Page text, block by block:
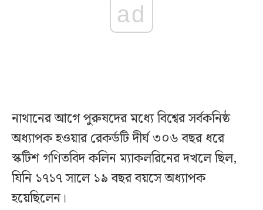
ad
নাথানের আগে পুরুষদের মধ্যে বিশ্বের সর্বকনিষ্ঠ
অধ্যাপক হওয়ার রেকর্ডটি দীর্ঘ ৩০৬ বছর ধরে
স্কটিশ গণিতবিদ কলিন ম্যাকলরিনের দখলে ছিল,
যিনি ১৭১৭ সালে ১৯ বছর বয়সে অধ্যাপক
হয়েছিলেন।